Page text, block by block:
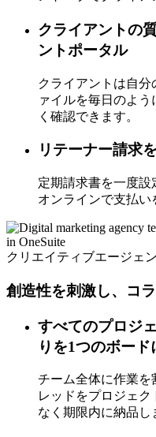
クライアントの
ントポータル
クライアントは自
ァイルを毎日のよ
く確認できます。
リテーナー請求
定期請求書を一度設
オンラインで支払い
クリエイティブエージェ
創造性を刺激し、コ
すべてのプロジ
りを1つのボード
チーム全体に作業を
レッドをプロジェ
なく期限内に納品し